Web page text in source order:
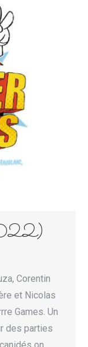
Corentin
et Nicolas
Games. Un
des parties